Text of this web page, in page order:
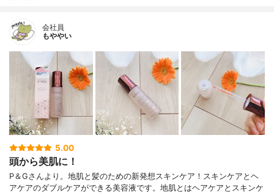
会社員
もややい
5.00
頭から美肌に！
P＆Gさんより。地肌と髪のための新発想スキンケア！スキンケアとヘ
アケアのダブルケアができる美容液です。地肌とはヘアケアとスキンケ